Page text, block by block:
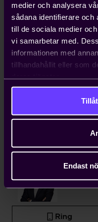
medier och analysera
sådana identifierare och
till de sociala medier
vi samarbetar med.
informationen med
tillhandahållit eller som
Endast
Hjälp
Vi bedriver
ta tillvara
vanliga fall
Kontakta oss
Björn
Chef
Ring